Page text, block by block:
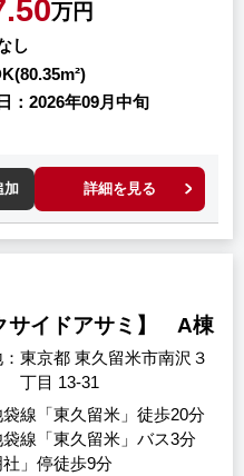
万円
し
2026年09月中旬
加 詳細を見る
サイドアサミ】 A棟
東京都 東久留米市南沢３
丁目 13-31
線「東久留米」徒歩20分
線「東久留米」バス3分
社」停徒歩9分